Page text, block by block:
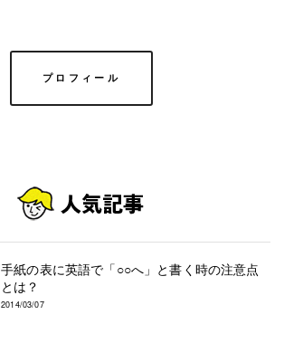
プロフィール
手紙の表に英語で「○○へ」と書く時の注意点
とは？
2014/03/07